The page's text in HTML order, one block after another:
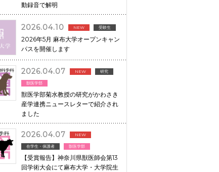
動録音で解明
2026.04.10 NEW 受験生
2026年5月 麻布大学オープンキャン
パスを開催します
2026.04.07 NEW 研究
獣医学部
獣医学部菊水教授の研究がかわさき
産学連携ニュースレターで紹介され
ました
2026.04.07 NEW
在学生・保護者 獣医学部
【受賞報告】神奈川県獣医師会第13
回学術大会にて麻布大学・大学院生